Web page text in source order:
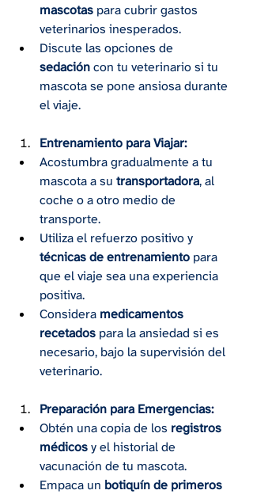
mascotas para cubrir gastos
veterinarios inesperados.
Discute las opciones de
sedación con tu veterinario si tu
mascota se pone ansiosa durante
el viaje.
Entrenamiento para Viajar:
Acostumbra gradualmente a tu
mascota a su transportadora, al
coche o a otro medio de
transporte.
Utiliza el refuerzo positivo y
técnicas de entrenamiento para
que el viaje sea una experiencia
positiva.
Considera medicamentos
recetados para la ansiedad si es
necesario, bajo la supervisión del
veterinario.
Preparación para Emergencias:
Obtén una copia de los registros
médicos y el historial de
vacunación de tu mascota.
Empaca un botiquín de primeros